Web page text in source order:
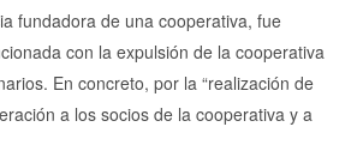
fundadora de una cooperativa, fue
con la expulsión de la cooperativa
En concreto, por la “realización de
a los socios de la cooperativa y a